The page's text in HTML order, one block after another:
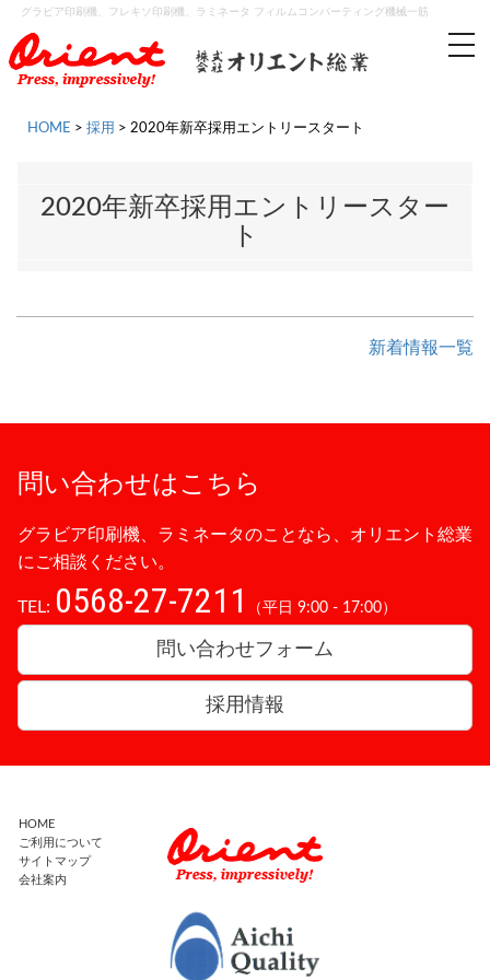
グラビア印刷機、フレキソ印刷機、ラミネータ フィルムコンバーティング機械一筋
HOME > 採用 > 2020年新卒採用エントリースタート
2020年新卒採用エントリースター
ト
新着情報一覧
問い合わせはこちら
グラビア印刷機、ラミネータのことなら、オリエント総業
にご相談ください。
TEL: 0568-27-7211 （平日 9:00 - 17:00）
問い合わせフォーム
採用情報
HOME
ご利用について
サイトマップ
会社案内